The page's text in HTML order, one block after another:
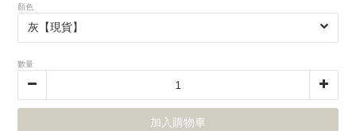
顏色
數量
加入購物車